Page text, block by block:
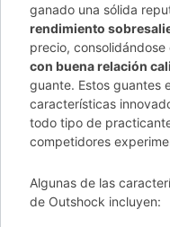
ganado una sólida
rendimiento
precio, consolidándose
con buena relación
guante. Estos guantes
características
todo tipo de
competidores
Algunas de las
de Outshock incluyen: